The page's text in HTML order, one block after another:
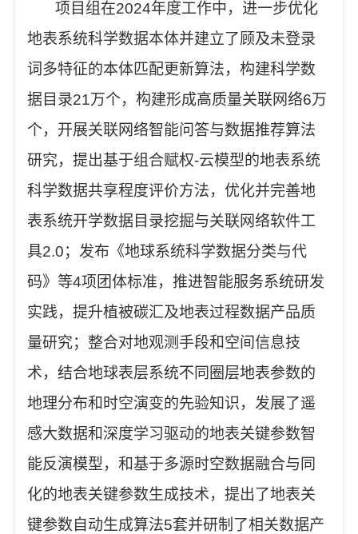
项目组在2024年度工作中， 进一步优化
地表系统科学数据本体并建立了顾及未登录
词多特征的本体匹配更新算法，构建科学数
据目录21万个，构建形成高质量关联网络6万
个，开展关联网络智能问答与数据推荐算法
研究，提出基于组合赋权-云模型的地表系统
科学数据共享程度评价方法，优化并完善地
表系统开学数据目录挖掘与关联网络软件工
具2.0；发布《地球系统科学数据分类与代
码》等4项团体标准，推进智能服务系统研发
实践，提升植被碳汇及地表过程数据产品质
量研究； 整合对地观测手段和空间信息技
术，结合地球表层系统不同圈层地表参数的
地理分布和时空演变的先验知识，发展了遥
感大数据和深度学习驱动的地表关键参数智
能反演模型，和基于多源时空数据融合与同
化的地表关键参数生成技术，提出了地表关
键参数自动生成算法5套并研制了相关数据产